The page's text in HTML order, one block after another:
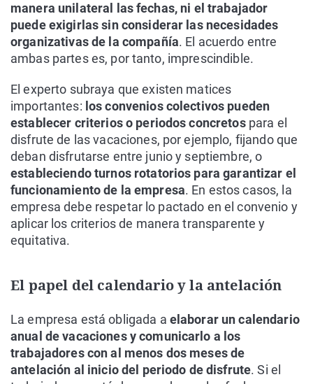
manera unilateral las fechas, ni el trabajador
puede exigirlas sin considerar las necesidades
organizativas de la compañía. El acuerdo entre
ambas partes es, por tanto, imprescindible.
El experto subraya que existen matices
importantes: los convenios colectivos pueden
establecer criterios o periodos concretospara el
disfrute de las vacaciones, por ejemplo, fijando que
deban disfrutarse entre junio y septiembre, o
estableciendo turnos rotatorios para garantizar el
funcionamiento de la empresa. En estos casos, la
empresa debe respetar lo pactado en el convenio y
aplicar los criterios de manera transparente y
equitativa.
El papel del calendario y la antelación
La empresa está obligada a elaborar un calendario
anual de vacaciones y comunicarlo a los
trabajadores con al menos dos meses de
antelación al inicio del periodo de disfrute. Si el